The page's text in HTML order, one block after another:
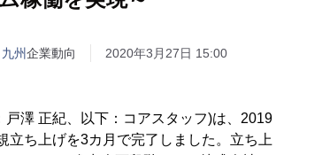
州企業動向 2020年3月27日 15:00
澤 正紀、以下：コアスタッフ)は、2019
立ち上げを3カ月で完了しました。立ち上